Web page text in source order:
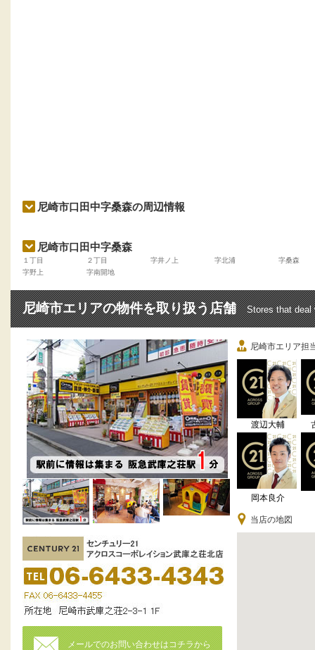
尼崎市口田中字桑森の周辺情報
尼崎市口田中字桑森
１丁目 ２丁目 字井ノ上 字北浦
字桑森
字野上
字南開地
尼崎市エリアの物件を取り扱う店舗 Stores that deal
メールでのお問い合わせはコチラから
尼崎市エリア担
渡辺大輔
岡本良介
当店の地図